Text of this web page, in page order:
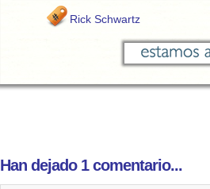
Rick Schwartz
Han dejado 1 comentario...